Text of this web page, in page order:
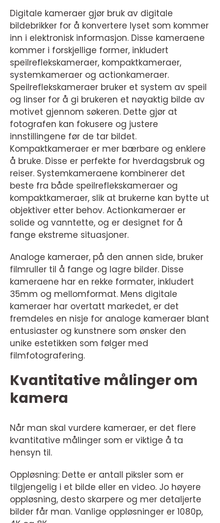
Digitale kameraer gjør bruk av digitale
bildebrikker for å konvertere lyset som kommer
inn i elektronisk informasjon. Disse kameraene
kommer i forskjellige former, inkludert
speilreflekskameraer, kompaktkameraer,
systemkameraer og actionkameraer.
Speilreflekskameraer bruker et system av speil
og linser for å gi brukeren et nøyaktig bilde av
motivet gjennom søkeren. Dette gjør at
fotografen kan fokusere og justere
innstillingene før de tar bildet.
Kompaktkameraer er mer bærbare og enklere
å bruke. Disse er perfekte for hverdagsbruk og
reiser. Systemkameraene kombinerer det
beste fra både speilreflekskameraer og
kompaktkameraer, slik at brukerne kan bytte ut
objektiver etter behov. Actionkameraer er
solide og vanntette, og er designet for å
fange ekstreme situasjoner.
Analoge kameraer, på den annen side, bruker
filmruller til å fange og lagre bilder. Disse
kameraene har en rekke formater, inkludert
35mm og mellomformat. Mens digitale
kameraer har overtatt markedet, er det
fremdeles en nisje for analoge kameraer blant
entusiaster og kunstnere som ønsker den
unike estetikken som følger med
filmfotografering.
Kvantitative målinger om
kamera
Når man skal vurdere kameraer, er det flere
kvantitative målinger som er viktige å ta
hensyn til.
Oppløsning: Dette er antall piksler som er
tilgjengelig i et bilde eller en video. Jo høyere
oppløsning, desto skarpere og mer detaljerte
bilder får man. Vanlige oppløsninger er 1080p,